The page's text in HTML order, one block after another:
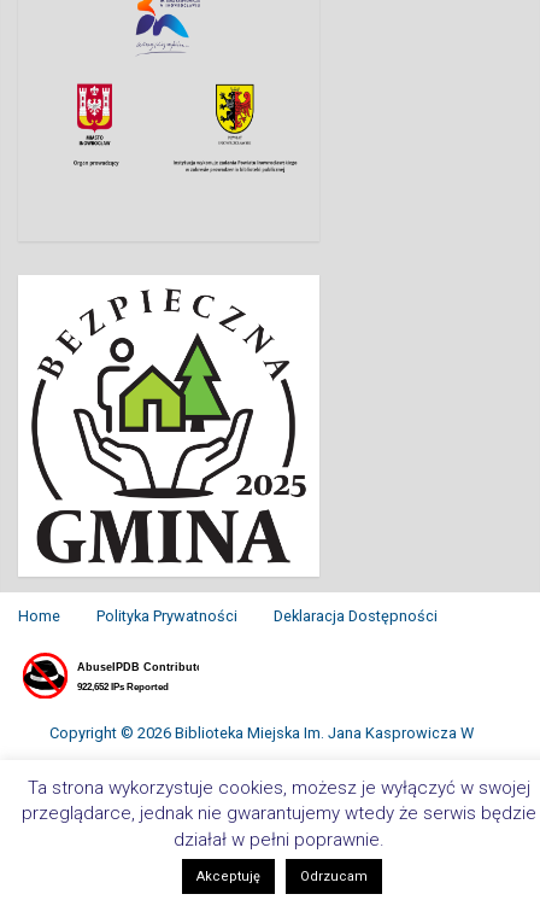
Home Polityka Prywatności Deklaracja Dostępności
Copyright © 2026 Biblioteka Miejska Im. Jana Kasprowicza W
Inowrocławiu. All Rights Reserved.
Ta strona wykorzystuje cookies, możesz je wyłączyć w swojej
przeglądarce, jednak nie gwarantujemy wtedy że serwis będzie
działał w pełni poprawnie.
Akceptuję Odrzucam